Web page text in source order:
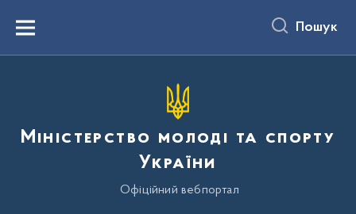
вмістуMenu Пошук
Міністерство молоді та спорту
України
Офіційний вебпортал